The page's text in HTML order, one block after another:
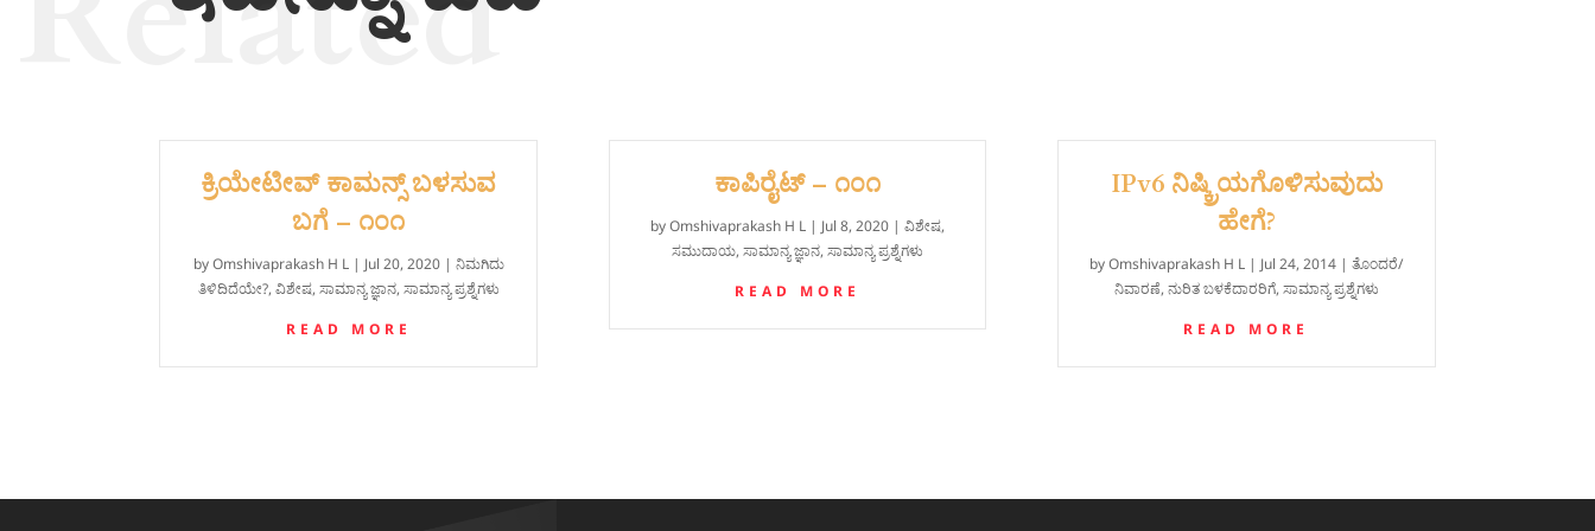
ಕ್ರಿಯೇಟೀವ್ ಕಾಮನ್ಸ್ ಬಳಸುವ
ಬಗೆ – ೧೦೧
byOmshivaprakash H L| Jul 20, 2020| ನಿಮಗಿದು
ತಿಳಿದಿದೆಯೇ?, ವಿಶೇಷ, ಸಾಮಾನ್ಯ ಜ್ಞಾನ, ಸಾಮಾನ್ಯ ಪ್ರಶ್ನೆಗಳು
READ MORE
ಕಾಪಿರೈಟ್ – ೧೦೧
byOmshivaprakash H L| Jul 8, 2020| ವಿಶೇಷ,
ಸಮುದಾಯ, ಸಾಮಾನ್ಯ ಜ್ಞಾನ, ಸಾಮಾನ್ಯ ಪ್ರಶ್ನೆಗಳು
READ MORE
IPv6 ನಿಷ್ಕ್ರಿಯಗೊಳಿಸುವುದು
ಹೇಗೆ?
byOmshivaprakash H L | Jul 24, 2014 |ತೊಂದರೆ/
ನಿವಾರಣೆ, ನುರಿತ ಬಳಕೆದಾರರಿಗೆ, ಸಾಮಾನ್ಯ ಪ್ರಶ್ನೆಗಳು
READ MORE